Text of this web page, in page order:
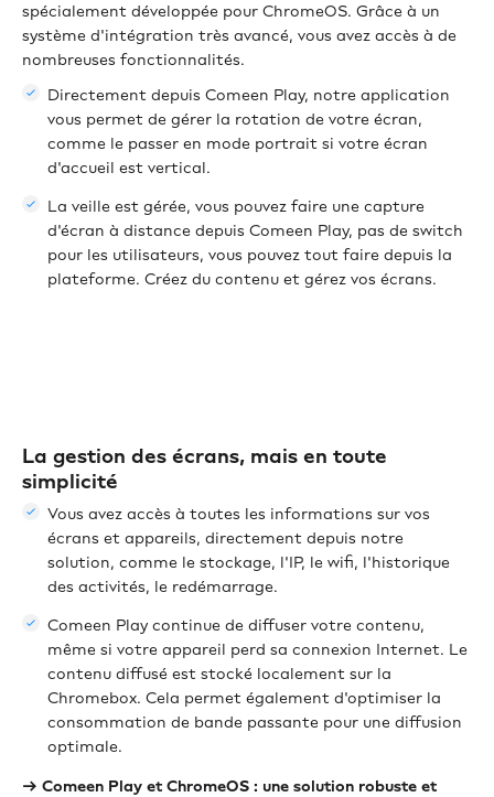
spécialement développée pour ChromeOS. Grâce à un
système d'intégration très avancé, vous avez accès à de
nombreuses fonctionnalités.
Directement depuis Comeen Play, notre application
vous permet de gérer la rotation de votre écran,
comme le passer en mode portrait si votre écran
d'accueil est vertical.
La veille est gérée, vous pouvez faire une capture
d'écran à distance depuis Comeen Play, pas de switch
pour les utilisateurs, vous pouvez tout faire depuis la
plateforme. Créez du contenu et gérez vos écrans.
La gestion des écrans, mais en toute
simplicité
Vous avez accès à toutes les informations sur vos
écrans et appareils, directement depuis notre
solution, comme le stockage, l'IP, le wifi, l'historique
des activités, le redémarrage.
Comeen Play continue de diffuser votre contenu,
même si votre appareil perd sa connexion Internet. Le
contenu diffusé est stocké localement sur la
Chromebox. Cela permet également d'optimiser la
consommation de bande passante pour une diffusion
optimale.
→ Comeen Play et ChromeOS : une solution robuste et